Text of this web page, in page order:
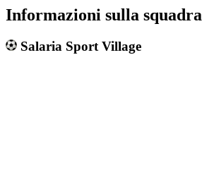
Informazioni sulla squadra
Salaria Sport Village